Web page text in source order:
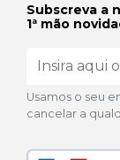
Subscreva a
1ª mão
Usamos o seu
cancelar a